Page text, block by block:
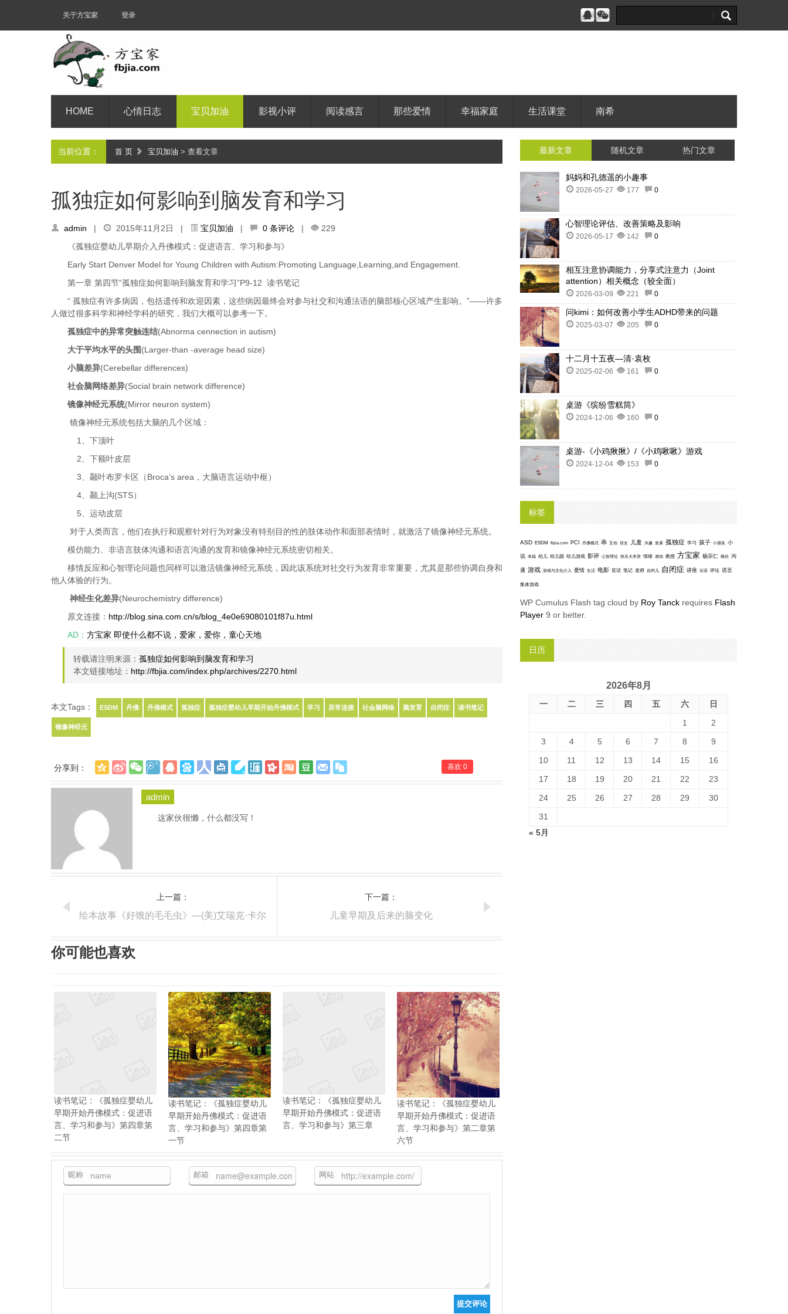
关于方宝家 登录
HOME 心情日志 宝贝加油 影视小评 阅读感言 那些爱情 幸福家庭 生活课堂 南希
当前位置： 首 页 宝贝加油 > 查看文章
孤独症如何影响到脑发育和学习
admin | 2015年11月2日 | 宝贝加油 | 0 条评论 |
229
《孤独症婴幼儿早期介入丹佛模式：促进语言、学习和参与》
Early Start Denver Model for Young Children with Autism:Promoting Language,Learning,and Engagement.
第一章 第四节“孤独症如何影响到脑发育和学习”P9-12 读书笔记
“ 孤独症有许多病因，包括遗传和欢迎因素，这些病因最终会对参与社交和沟通法语的脑部核心区域产生影响。”——许多
人做过很多科学和神经学科的研究，我们大概可以参考一下。
孤独症中的异常突触连结(Abnorma cennection in autism)
大于平均水平的头围(Larger-than -average head size)
小脑差异(Cerebellar differences)
社会脑网络差异(Social brain network difference)
镜像神经元系统(Mirror neuron system)
镜像神经元系统包括大脑的几个区域：
1、下顶叶
2、下额叶皮层
3、颞叶布罗卡区（Broca’s area，大脑语言运动中枢）
4、颞上沟(STS）
5、运动皮层
对于人类而言，他们在执行和观察针对行为对象没有特别目的性的肢体动作和面部表情时，就激活了镜像神经元系统。
模仿能力、非语言肢体沟通和语言沟通的发育和镜像神经元系统密切相关。
移情反应和心智理论问题也同样可以激活镜像神经元系统，因此该系统对社交行为发育非常重要，尤其是那些协调自身和
他人体验的行为。
神经生化差异(Neurochemistry difference)
原文连接： http://blog.sina.com.cn/s/blog_4e0e69080101f87u.html
AD： 方宝家 即使什么都不说，爱家，爱你，童心天地
转载请注明来源： 孤独症如何影响到脑发育和学习
本文链接地址： http://fbjia.com/index.php/archives/2270.html
本文Tags： ESDM 丹佛 丹佛模式 孤独症 孤独症婴幼儿早期开始丹佛模式 学习 异常连接 社会脑网络 脑发育 自闭症 读书笔记
镜像神经元
分享到： 喜欢 0
admin
这家伙很懒，什么都没写！
上一篇：
绘本故事《好饿的毛毛虫》—(美)艾瑞克·卡尔
下一篇：
儿童早期及后来的脑变化
你可能也喜欢
读书笔记：《孤独症婴幼儿
早期开始丹佛模式：促进语
言、学习和参与》第四章第
二节
读书笔记：《孤独症婴幼儿
早期开始丹佛模式：促进语
言、学习和参与》第四章第
一节
读书笔记：《孤独症婴幼儿
早期开始丹佛模式：促进语
言、学习和参与》第三章
读书笔记：《孤独症婴幼儿
早期开始丹佛模式：促进语
言、学习和参与》第二章第
六节
昵称 邮箱 网站
提交评论
最新文章 随机文章 热门文章
妈妈和孔德遥的小趣事
2026-05-27 177 0
心智理论评估、改善策略及影响
2026-05-17 142 0
相互注意协调能力，分享式注意力（Joint
attention）相关概念（较全面）
2026-03-09 221 0
问kimi：如何改善小学生ADHD带来的问题
2025-03-07 205 0
十二月十五夜—清·袁枚
2025-02-06 161 0
桌游《缤纷雪糕筒》
2024-12-06 160 0
桌游-《小鸡揪揪》/《小鸡啾啾》游戏
2024-12-04 153 0
标签
ASD ESDM fbjia.com PCI 丹佛模式 乖 互动 侄女 儿童 兴趣 发展 孤独症 学习 孩子 小朋友 小
说 幸福 幼儿 幼儿园 幼儿游戏 影评 心智理论 快乐大本营 情绪 感动 教授 方宝家 杨宗仁 模仿 沟
通 游戏 游戏与文化介入 爱情 生活 电影 笑话 笔记 老师 自闭儿 自闭症 讲座 论语 评论 语言
集体游戏
WP Cumulus Flash tag cloud by Roy Tanck requires Flash
Player 9 or better.
日历
2026年8月
一 二 三 四 五 六
日
1
2
3
4 5 6 7 8
9
10
11 12 13 14 15
16
17
18 19 20 21 22
23
24
25 26 27 28 29
30
31
« 5月